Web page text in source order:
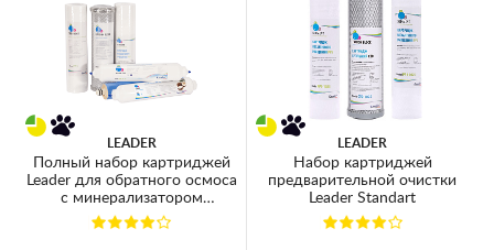
LEADER
Полный набор картриджей
Leader для обратного осмоса
с минерализатором
(мембрана 50GPD)
LEADER
Набор картриджей
предварительной очистки
Leader Standart